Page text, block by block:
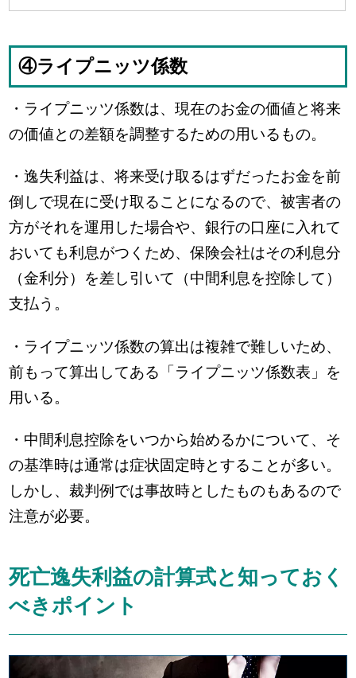
④ライプニッツ係数
・ライプニッツ係数は、現在のお金の価値と将来
の価値との差額を調整するための用いるもの。
・逸失利益は、将来受け取るはずだったお金を前
倒しで現在に受け取ることになるので、被害者の
方がそれを運用した場合や、銀行の口座に入れて
おいても利息がつくため、保険会社はその利息分
（金利分）を差し引いて（中間利息を控除して）
支払う。
・ライプニッツ係数の算出は複雑で難しいため、
前もって算出してある「ライプニッツ係数表」を
用いる。
・中間利息控除をいつから始めるかについて、そ
の基準時は通常は症状固定時とすることが多い。
しかし、裁判例では事故時としたものもあるので
注意が必要。
死亡逸失利益の計算式と知っておく
べきポイント